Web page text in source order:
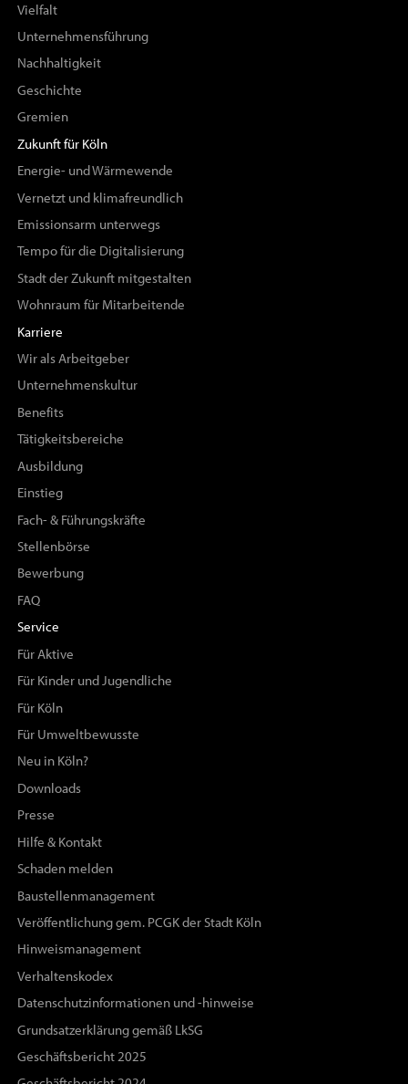
Vielfalt
Unternehmensführung
Nachhaltigkeit
Geschichte
Gremien
Zukunft für Köln
Energie- und Wärmewende
Vernetzt und klimafreundlich
Emissionsarm unterwegs
Tempo für die Digitalisierung
Stadt der Zukunft mitgestalten
Wohnraum für Mitarbeitende
Karriere
Wir als Arbeitgeber
Unternehmenskultur
Benefits
Tätigkeitsbereiche
Ausbildung
Einstieg
Fach- & Führungskräfte
Stellenbörse
Bewerbung
FAQ
Service
Für Aktive
Für Kinder und Jugendliche
Für Köln
Für Umweltbewusste
Neu in Köln?
Downloads
Presse
Hilfe & Kontakt
Schaden melden
Baustellenmanagement
Veröffentlichung gem. PCGK der Stadt Köln
Hinweismanagement
Verhaltenskodex
Datenschutzinformationen und -hinweise
Grundsatzerklärung gemäß LkSG
Geschäftsbericht 2025